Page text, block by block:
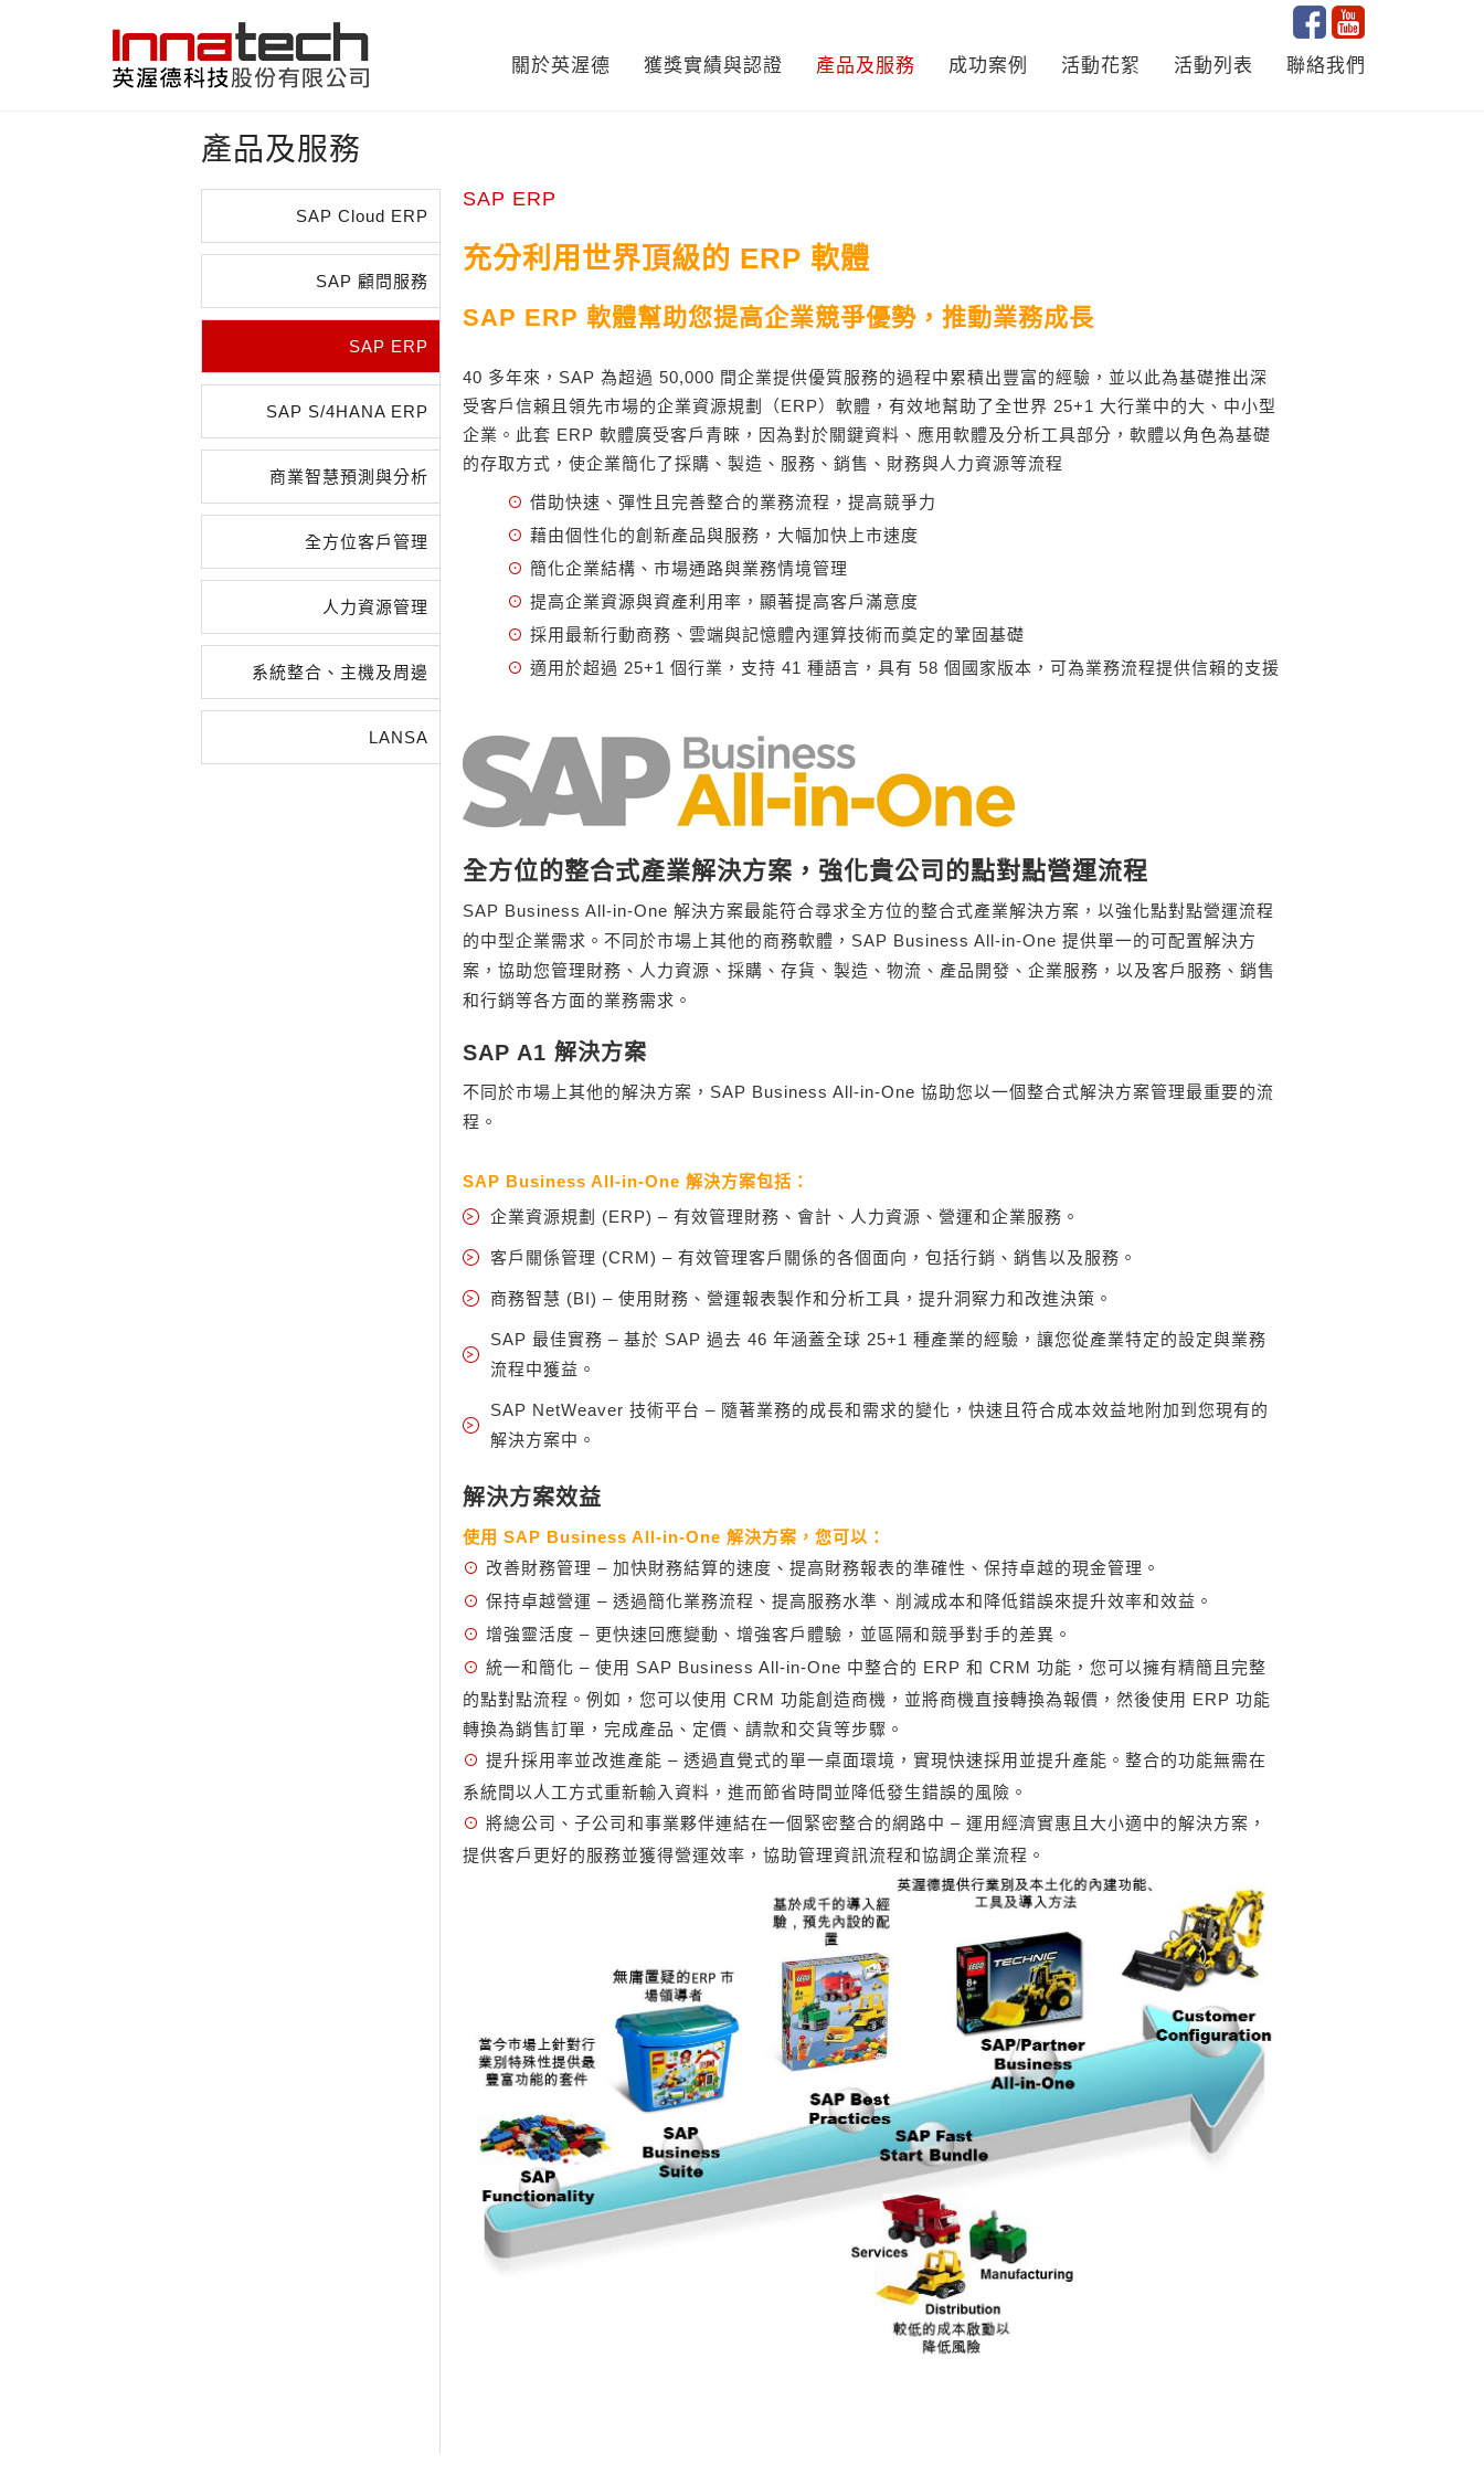
關於英渥德 獲獎實績與認證 產品及服務 成功案例 活動花絮 活動列表 聯絡我們
產品及服務
SAP Cloud ERP
SAP 顧問服務
SAP ERP
SAP S/4HANA ERP
商業智慧預測與分析
全方位客戶管理
人力資源管理
系統整合、主機及周邊
LANSA
SAP ERP
充分利用世界頂級的 ERP 軟體
SAP ERP 軟體幫助您提高企業競爭優勢，推動業務成長
40 多年來，SAP 為超過 50,000 間企業提供優質服務的過程中累積出豐富的經驗，並以此為基礎推出深
受客戶信賴且領先市場的企業資源規劃（ERP）軟體，有效地幫助了全世界 25+1 大行業中的大、中小型
企業。此套 ERP 軟體廣受客戶青睞，因為對於關鍵資料、應用軟體及分析工具部分，軟體以角色為基礎
的存取方式，使企業簡化了採購、製造、服務、銷售、財務與人力資源等流程
⊙ 借助快速、彈性且完善整合的業務流程，提高競爭力
⊙ 藉由個性化的創新產品與服務，大幅加快上市速度
⊙ 簡化企業結構、市場通路與業務情境管理
⊙ 提高企業資源與資產利用率，顯著提高客戶滿意度
⊙ 採用最新行動商務、雲端與記憶體內運算技術而奠定的鞏固基礎
⊙ 適用於超過 25+1 個行業，支持 41 種語言，具有 58 個國家版本，可為業務流程提供信賴的支援
全方位的整合式產業解決方案，強化貴公司的點對點營運流程
SAP Business All-in-One 解決方案最能符合尋求全方位的整合式產業解決方案，以強化點對點營運流程
的中型企業需求。不同於市場上其他的商務軟體，SAP Business All-in-One 提供單一的可配置解決方
案，協助您管理財務、人力資源、採購、存貨、製造、物流、產品開發、企業服務，以及客戶服務、銷售
和行銷等各方面的業務需求。
SAP A1 解決方案
不同於市場上其他的解決方案，SAP Business All-in-One 協助您以一個整合式解決方案管理最重要的流
程。
SAP Business All-in-One 解決方案包括：
企業資源規劃 (ERP) – 有效管理財務、會計、人力資源、營運和企業服務。
客戶關係管理 (CRM) – 有效管理客戶關係的各個面向，包括行銷、銷售以及服務。
商務智慧 (BI) – 使用財務、營運報表製作和分析工具，提升洞察力和改進決策。
SAP 最佳實務 – 基於 SAP 過去 46 年涵蓋全球 25+1 種產業的經驗，讓您從產業特定的設定與業務
流程中獲益。
SAP NetWeaver 技術平台 – 隨著業務的成長和需求的變化，快速且符合成本效益地附加到您現有的
解決方案中。
解決方案效益
使用 SAP Business All-in-One 解決方案，您可以：
⊙ 改善財務管理 – 加快財務結算的速度、提高財務報表的準確性、保持卓越的現金管理。
⊙ 保持卓越營運 – 透過簡化業務流程、提高服務水準、削減成本和降低錯誤來提升效率和效益。
⊙ 增強靈活度 – 更快速回應變動、增強客戶體驗，並區隔和競爭對手的差異。
⊙ 統一和簡化 – 使用 SAP Business All-in-One 中整合的 ERP 和 CRM 功能，您可以擁有精簡且完整
的點對點流程。例如，您可以使用 CRM 功能創造商機，並將商機直接轉換為報價，然後使用 ERP 功能
轉換為銷售訂單，完成產品、定價、請款和交貨等步驟。
⊙ 提升採用率並改進產能 – 透過直覺式的單一桌面環境，實現快速採用並提升產能。整合的功能無需在
系統間以人工方式重新輸入資料，進而節省時間並降低發生錯誤的風險。
⊙ 將總公司、子公司和事業夥伴連結在一個緊密整合的網路中 – 運用經濟實惠且大小適中的解決方案，
提供客戶更好的服務並獲得營運效率，協助管理資訊流程和協調企業流程。